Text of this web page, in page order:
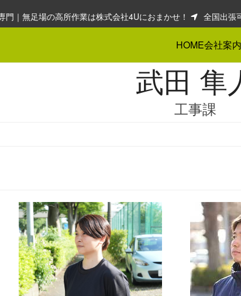
門｜無足場の高所作業は株式会社4Uにおまかせ！ 全国出張
HOME会社案内
武田 隼
工事課